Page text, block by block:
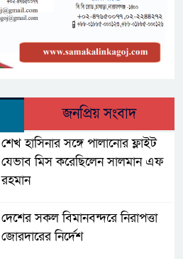
জনপ্রিয় সংবাদ
শেখ হাসিনার সঙ্গে পালানোর ফ্লাইট
যেভাব মিস করেছিলেন সালমান এফ
রহমান
দেশের সকল বিমানবন্দরে নিরাপত্তা
জোরদারের নির্দেশ